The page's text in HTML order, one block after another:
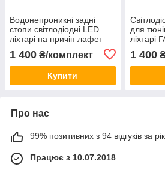
Водонепроникні задні
стопи світлодіодні LED
ліхтарі на причіп лафет
товару 10913
1 400 ₴/комплект
Купити
для
ліхтарі
10916
1 400
Про нас
99% позитивних з 94 відгуків за рік
Працює з 10.07.2018